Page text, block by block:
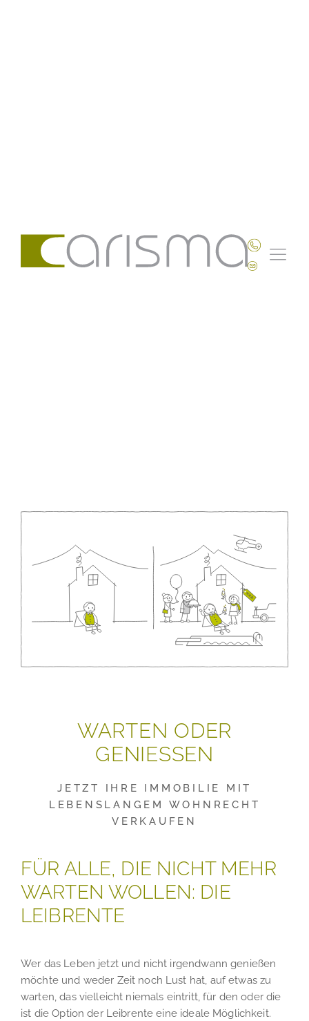
WARTEN ODER
GENIESSEN
JETZT IHRE IMMOBILIE MIT
LEBENSLANGEM WOHNRECHT
VERKAUFEN
FÜR ALLE, DIE NICHT MEHR
WARTEN WOLLEN: DIE
LEIBRENTE
Wer das Leben jetzt und nicht irgendwann genießen
möchte und weder Zeit noch Lust hat, auf etwas zu
warten, das vielleicht niemals eintritt, für den oder die
ist die Option der Leibrente eine ideale Möglichkeit.